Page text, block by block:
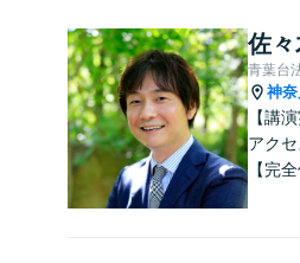
佐
青葉台
神
【講
アク
【完